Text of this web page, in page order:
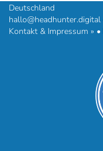
Deutschland
hallo@headhunter.digital
Kontakt & Impressum » •